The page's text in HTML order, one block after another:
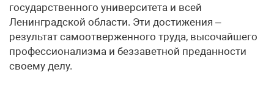
государственного университета и всей
Ленинградской области. Эти достижения –
результат самоотверженного труда, высочайшего
профессионализма и беззаветной преданности
своему делу.